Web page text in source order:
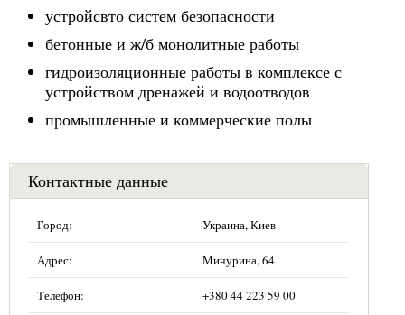
устройсвто систем безопасности
бетонные и ж/б монолитные работы
гидроизоляционные работы в комплексе с
устройством дренажей и водоотводов
промышленные и коммерческие полы
Контактные данные
Город: Украина, Киев
Адрес: Мичурина, 64
Телефон: +380 44 223 59 00